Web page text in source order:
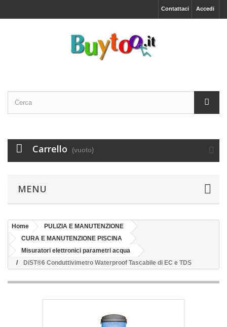
Accedi
Contattaci
Carrello (vuoto)
MENU
Home
PULIZIA E MANUTENZIONE
CURA E MANUTENZIONE PISCINA
Misuratori elettronici parametri acqua
DiST®6 Conduttivimetro Waterproof Tascabile di EC e TDS